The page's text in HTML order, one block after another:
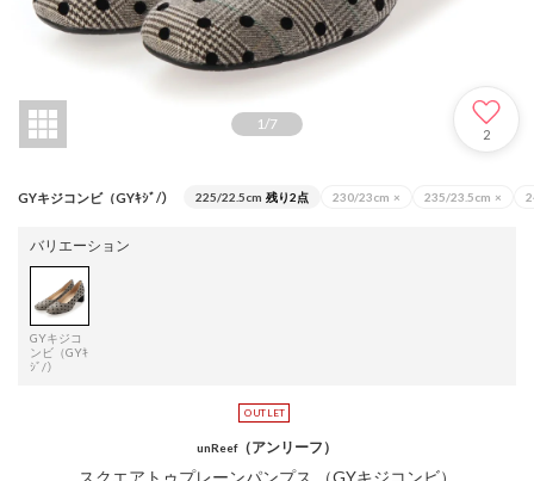
1/7
2
GYキジコンビ（GYｷｼﾞ/） 225/22.5cm 残り2点 230/23cm × 235/23.5cm ×
バリエーション
GYキジコ
ンビ（GYｷ
ｼﾞ/）
unReef（アンリーフ）
スクエアトゥプレーンパンプス （GYキジコンビ）